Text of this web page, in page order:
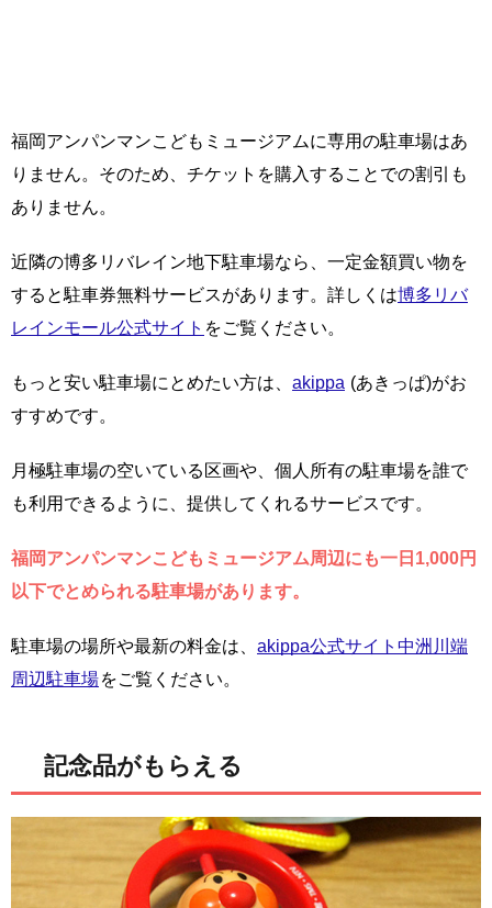
福岡アンパンマンこどもミュージアムに専用の駐車場はあ
りません。そのため、チケットを購入することでの割引も
ありません。
近隣の博多リバレイン地下駐車場なら、一定金額買い物を
すると駐車券無料サービスがあります。詳しくは博多リバ
レインモール公式サイト をご覧ください。
もっと安い駐車場にとめたい方は、 akippa (あきっぱ)がお
すすめです。
月極駐車場の空いている区画や、個人所有の駐車場を誰で
も利用できるように、提供してくれるサービスです。
福岡アンパンマンこどもミュージアム周辺にも一日1,000円
以下でとめられる駐車場があります。
駐車場の場所や最新の料金は、 akippa公式サイト中洲川端
周辺駐車場をご覧ください。
記念品がもらえる